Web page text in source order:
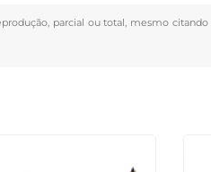
parcial ou total, mesmo